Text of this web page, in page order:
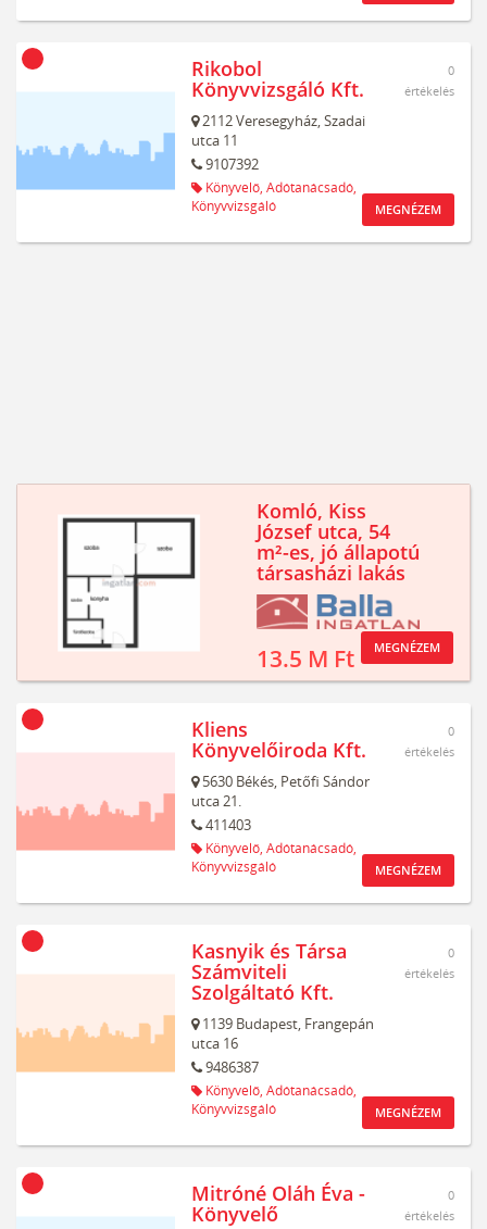
Rikobol
Könyvvizsgáló Kft.
2112Veresegyház,Szadai
utca 11
9107392
Könyvelő, Adótanácsadó,
Könyvvizsgáló
0
értékelés
MEGNÉZEM
Komló, Kiss
József utca, 54
m²-es, jó állapotú
társasházi lakás
13.5 M Ft MEGNÉZEM
Kliens
Könyvelőiroda Kft.
5630 Békés, Petőfi Sándor
utca 21.
411403
Könyvelő, Adótanácsadó,
Könyvvizsgáló
0
értékelés
MEGNÉZEM
Kasnyik és Társa
Számviteli
Szolgáltató Kft.
1139 Budapest, Frangepán
utca 16
9486387
Könyvelő, Adótanácsadó,
Könyvvizsgáló
0
értékelés
MEGNÉZEM
Mitróné Oláh Éva -
Könyvelő
0
értékelés